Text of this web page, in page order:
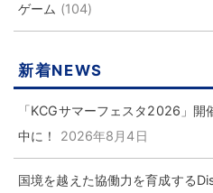
ゲーム (104)
新着NEWS
「KCGサマーフェスタ2026」
中に！
2026年8月4日
国境を越えた協働力を育成する